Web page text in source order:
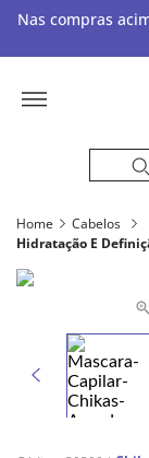
Nas compras
Home Cabelos
Hidratação E